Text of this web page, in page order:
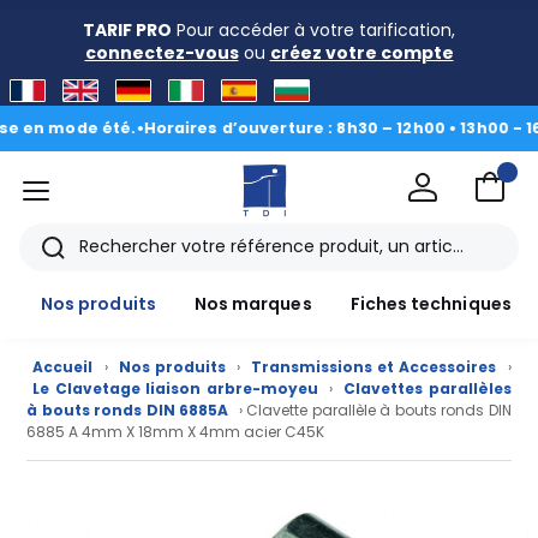
TARIF PRO Pour accéder à votre tarification,
connectez-vousou créez votre compte
été.•Horaires d’ouverture : 8h30 – 12h00 • 13h00 - 16h30 |
menu
Rechercher
Nos produits
Nos marques Fiches techniques
Accueil › Nos produits › Transmissions et Accessoires
›
Le Clavetage liaison arbre-moyeu
› Clavettes parallèles
à bouts ronds DIN 6885A › Clavette parallèle à bouts ronds DIN
6885 A 4mm X 18mm X 4mm acier C45K